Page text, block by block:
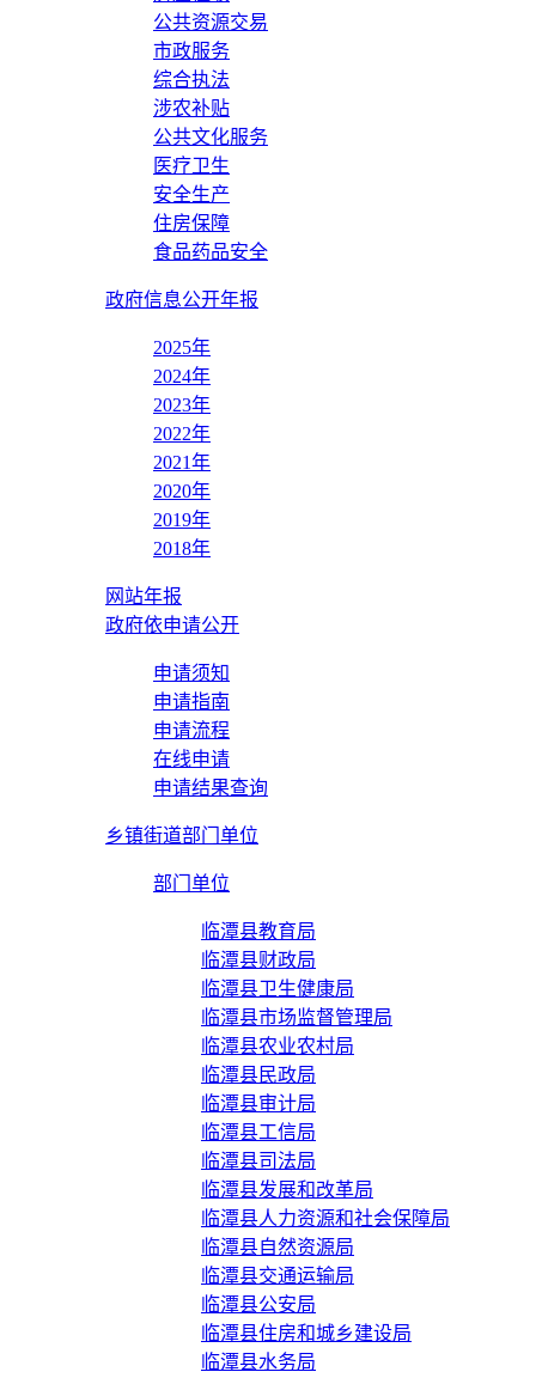
公共资源交易
市政服务
综合执法
涉农补贴
公共文化服务
医疗卫生
安全生产
住房保障
食品药品安全
政府信息公开年报
2025年
2024年
2023年
2022年
2021年
2020年
2019年
2018年
网站年报
政府依申请公开
申请须知
申请指南
申请流程
在线申请
申请结果查询
乡镇街道部门单位
部门单位
临潭县教育局
临潭县财政局
临潭县卫生健康局
临潭县市场监督管理局
临潭县农业农村局
临潭县民政局
临潭县审计局
临潭县工信局
临潭县司法局
临潭县发展和改革局
临潭县人力资源和社会保障局
临潭县自然资源局
临潭县交通运输局
临潭县公安局
临潭县住房和城乡建设局
临潭县水务局